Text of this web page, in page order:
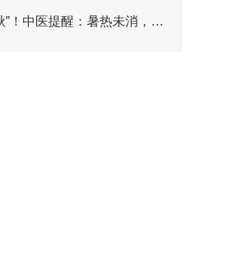
医提醒：暑热未消，先别急着贴秋膘